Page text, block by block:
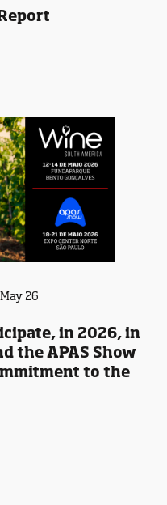
26
in 2026, in
the APAS Show
to the